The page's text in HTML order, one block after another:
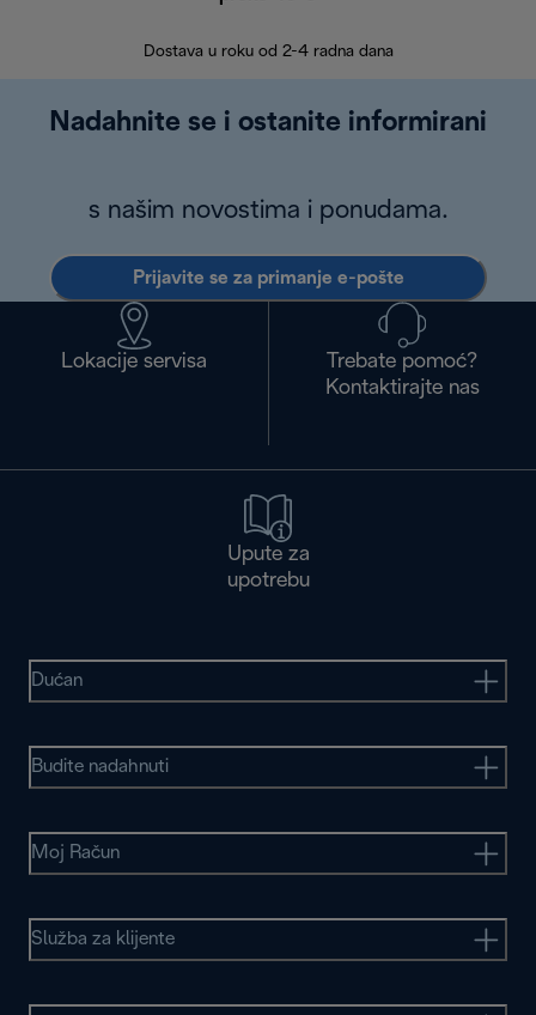
Dostava u roku od 2-4 radna dana
Nadahnite se i ostanite informirani
s našim novostima i ponudama.
Prijavite se za primanje e-pošte
Lokacije servisa
Trebate pomoć?
Kontaktirajte nas
Upute za
upotrebu
Dućan
Budite nadahnuti
Moj Račun
Služba za klijente